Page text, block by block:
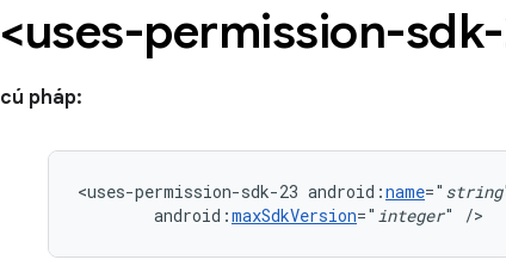
<uses-permission-
cú pháp:
<uses-permission-sdk-23 android:name=" string
android:maxSdkVersion=" integer" />